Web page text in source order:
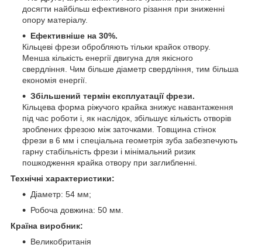
досягти найбільш ефективного різання при зниженні
опору матеріалу.
Eфективніше на 30%.
Кільцеві фрези обробляють тільки крайок отвору.
Менша кількість енергії двигуна для якісного
свердління. Чим більше діаметр свердління, тим більша
економія енергії.
Збільшений термін експлуатаціїфрези.
Кільцева форма ріжучого крайка знижує навантаження
під час роботи і, як наслідок, збільшує кількість отворів
зроблених фрезою між заточками. Товщина стінок
фрези в 6 мм і спеціальна геометрія зуба забезпечують
гарну стабільність фрези і мінімальний ризик
пошкодження крайка отвору при заглибленні.
Технічні характеристики:
Діаметр: 54 мм;
Робоча довжина: 50 мм.
Країна виробник:
Великобританія